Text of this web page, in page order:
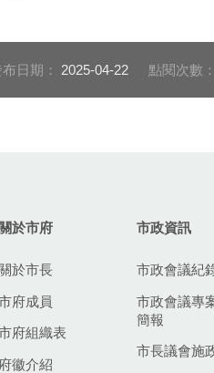
布日期： 2025-04-22 點閱次數：
關於市府
關於市長
府成員
府組織表
府徽介紹
市政資訊
市政會議紀
市政會議專
簡報
市長議會施